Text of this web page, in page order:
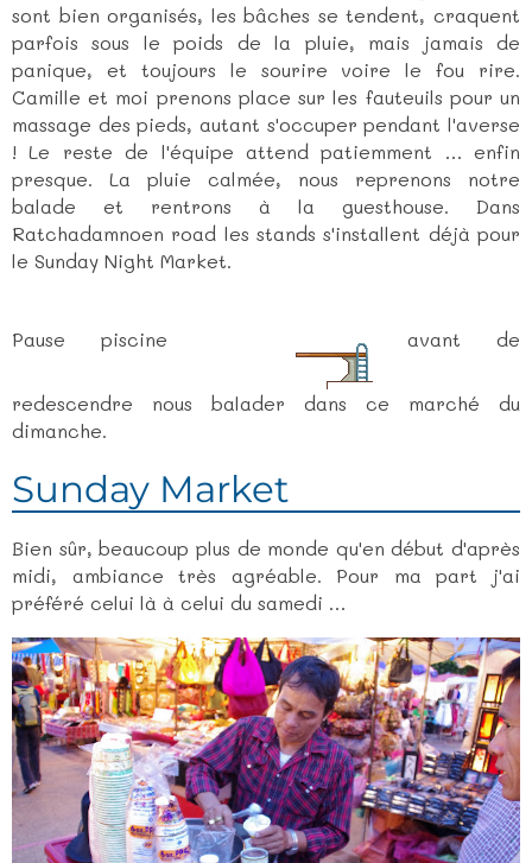
sont bien organisés, les bâches se tendent, craquent
parfois sous le poids de la pluie, mais jamais de
panique, et toujours le sourire voire le fou rire.
Camille et moi prenons place sur les fauteuils pour un
massage des pieds, autant s'occuper pendant l'averse
! Le reste de l'équipe attend patiemment … enfin
presque. La pluie calmée, nous reprenons notre
balade et rentrons à la guesthouse. Dans
Ratchadamnoen road les stands s'installent déjà pour
le Sunday Night Market.
Pause piscine avant de
redescendre nous balader dans ce marché du
dimanche.
Sunday Market
Bien sûr, beaucoup plus de monde qu'en début d'après
midi, ambiance très agréable. Pour ma part j'ai
préféré celui là à celui du samedi …